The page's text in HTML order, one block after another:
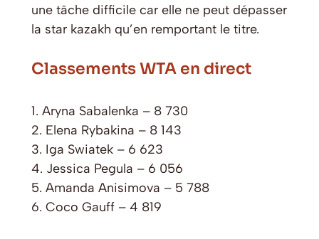
une tâche difficile car elle ne peut dépasser
la star kazakh qu’en remportant le titre.
Classements WTA en direct
1. Aryna Sabalenka – 8 730
2. Elena Rybakina – 8 143
3. Iga Swiatek – 6 623
4. Jessica Pegula – 6 056
5. Amanda Anisimova – 5 788
6. Coco Gauff – 4 819